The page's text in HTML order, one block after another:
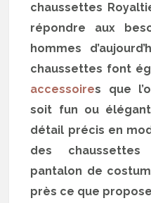
chaussettes
répondre aux
hommes
chaussettes font
accessoires que
soit fun ou
détail précis en
des
pantalon de
près ce que